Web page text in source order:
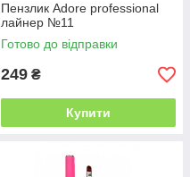
Пензлик Adore professional
лайнер №11
Готово до відправки
249 ₴
Купити